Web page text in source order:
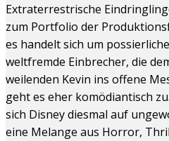
Extraterrestrische
zum Portfolio der
es handelt sich um
weltfremde Einbrecher, die
weilenden Kevin ins offene
geht es eher komödiantisch
sich Disney diesmal auf
eine Melange aus Horror,